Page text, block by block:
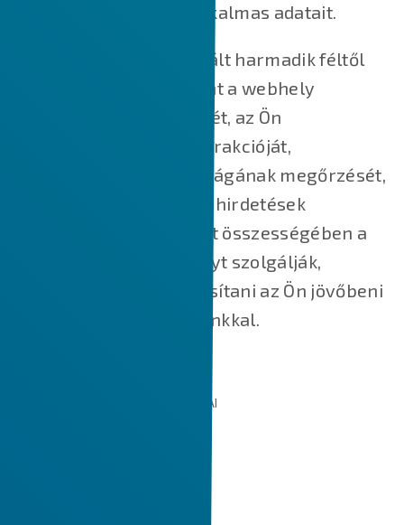
személyazonosításra alkalmas adatait.
A weboldalunkon használt harmadik féltől
származó cookie-k főként a webhely
működésének megértését, az Ön
webhelyünkkel való interakcióját,
szolgáltatásaink biztonságának megőrzését,
az Ön számára releváns hirdetések
megjelenítését, valamint összességében a
jobb felhasználói élményt szolgálják,
valamint segítik felgyorsítani az Ön jövőbeni
interakcióit a weboldalunkkal.
AZ ÁLTALUNK HASZNÁLT SÜTIK TÍPUSAI